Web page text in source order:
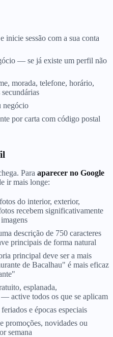
e inicie sessão com a sua conta
— se já existe um perfil não
morada, telefone, horário,
negócio
por carta com código postal
Para aparecer no Google
ir mais longe:
do interior, exterior,
recebem significativamente
descrição de 750 caracteres
principais de forma natural
principal deve ser a mais
de Bacalhau" é mais eficaz
esplanada,
active todos os que se aplicam
e épocas especiais
promoções, novidades ou
semana